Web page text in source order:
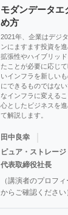
モダンデータエ
め方
2021年、企業はデジ
ンにますます投資を
拡張性やハイブリッ
たことが必要に応じ
いインフラを新しい
にできるものではな
なインフラに変える
心としたビジネスを
て解説します。
田中良幸
ピュア・ストレー
代表取締役社長
（講演者のプロフ
からご確認ください